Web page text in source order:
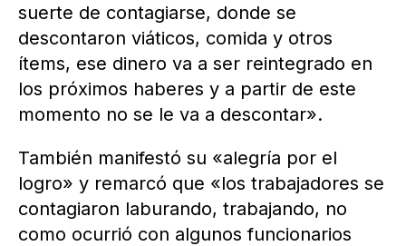
suerte de contagiarse, donde se
descontaron viáticos, comida y otros
ítems, ese dinero va a ser reintegrado en
los próximos haberes y a partir de este
momento no se le va a descontar».
También manifestó su «alegría por el
logro» y remarcó que «los trabajadores se
contagiaron laburando, trabajando, no
como ocurrió con algunos funcionarios